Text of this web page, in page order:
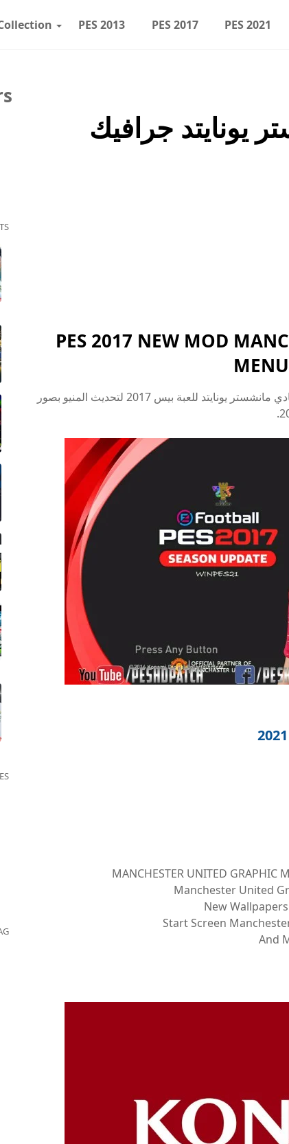
PES 2021
PES 2017
PES 2013
يونايتد جرافيك
PES 2017 NEW MOD
نقدم لكم شرح تحميل وتثبيت مود جرافيك قوائم 2021 نادي مانشستر يونايتد للعبة بيس 2017 لتحديث المنيو بصور
MANCHESTER UNITED GRAPHIC
Manchester United
New
Start Screen
And